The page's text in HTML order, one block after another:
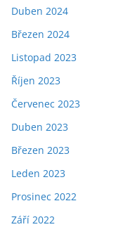
Duben 2024
Březen 2024
Listopad 2023
Říjen 2023
Červenec 2023
Duben 2023
Březen 2023
Leden 2023
Prosinec 2022
Září 2022